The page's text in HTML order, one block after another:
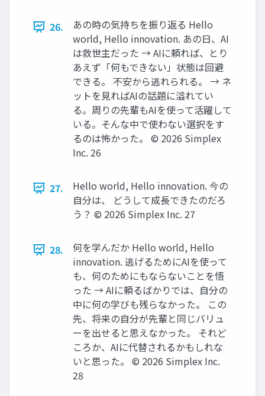
26.
あの時の気持ちを振り返る Hello
world, Hello innovation. あの日、AI
は救世主だった → AIに頼れば、とり
あえず「何もできない」状態は回避
できる。 不安から逃れられる。 → ネ
ットを見ればAIの話題に溢れてい
る。周りの先輩もAIを使って活躍して
いる。そんな中で使わない選択をす
るのは怖かった。 ©️ 2026 Simplex
Inc. 26
27.
Hello world, Hello innovation. 今の
自分は、 どうして成長できたのだろ
う？ ©️ 2026 Simplex Inc. 27
28.
何を学んだか Hello world, Hello
innovation. 逃げるためにAIを使って
も、何のためにもならないことを悟
った → AIに頼るばかりでは、自分の
中に何の学びも残らなかった。 この
先、将来の自分が先輩と同じバリュ
ーを出せると思えなかった。 それど
ころか、AIに代替されるかもしれな
いと思った。 ©️ 2026 Simplex Inc.
28